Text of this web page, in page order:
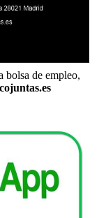
bolsa de empleo,